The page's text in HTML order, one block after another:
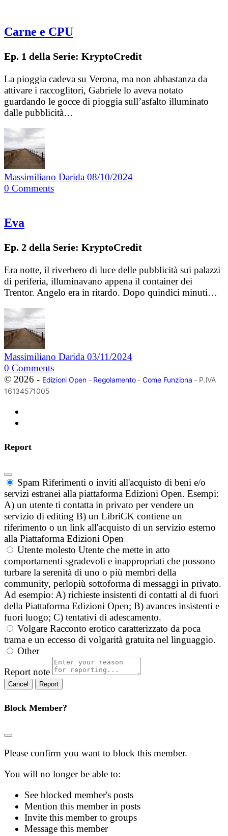
Carne e CPU
Ep. 1 della Serie: KryptoCredit
La pioggia cadeva su Verona, ma non abbastanza da
attivare i raccoglitori, Gabriele lo aveva notato
guardando le gocce di pioggia sull’asfalto illuminato
dalle pubblicità…
Massimiliano Darida 08/10/2024
0 Comments
Eva
Ep. 2 della Serie: KryptoCredit
Era notte, il riverbero di luce delle pubblicità sui palazzi
di periferia, illuminavano appena il container dei
Trentor. Angelo era in ritardo. Dopo quindici minuti…
Massimiliano Darida 03/11/2024
0 Comments
© 2026 - Edizioni Open- Regolamento- Come Funziona - P.IVA
16134571005
Report
Spam Riferimenti o inviti all'acquisto di beni e/o
servizi estranei alla piattaforma Edizioni Open. Esempi:
A) un utente ti contatta in privato per vendere un
servizio di editing B) un LibriCK contiene un
riferimento o un link all'acquisto di un servizio esterno
alla Piattaforma Edizioni Open
Utente molesto Utente che mette in atto
comportamenti sgradevoli e inappropriati che possono
turbare la serenità di uno o più membri della
community, perlopiù sottoforma di messaggi in privato.
Ad esempio: A) richieste insistenti di contatti al di fuori
della Piattaforma Edizioni Open; B) avances insistenti e
fuori luogo; C) tentativi di adescamento.
Volgare Racconto erotico caratterizzato da poca
trama e un eccesso di volgarità gratuita nel linguaggio.
Other
Report note
Report
Block Member?
Please confirm you want to block this member.
You will no longer be able to:
See blocked member's posts
Mention this member in posts
Invite this member to groups
Message this member